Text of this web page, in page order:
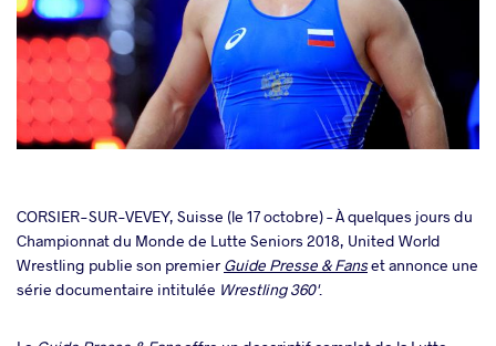
CORSIER-SUR-VEVEY, Suisse (le 17 octobre) – À quelques jours du
Championnat du Monde de Lutte Seniors 2018, United World
Wrestling publie son premier Guide Presse & Fanset annonce une
série documentaire intitulée Wrestling 360'.